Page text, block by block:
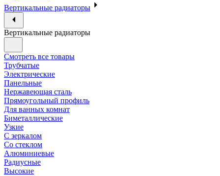
Вертикальные радиаторы
Вертикальные радиаторы
Смотреть все товары
Трубчатые
Электрические
Панельные
Нержавеющая сталь
Прямоугольный профиль
Для ванных комнат
Биметаллические
Узкие
С зеркалом
Со стеклом
Алюминиевые
Радиусные
Высокие